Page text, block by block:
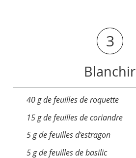
3
Blanchir
40 g de feuilles de roquette
15 g de feuilles de coriandre
5 g de feuilles d'estragon
5 g de feuilles de basilic